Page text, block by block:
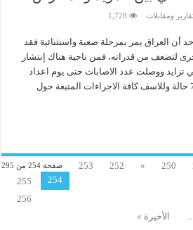
ومقابلات 1,728
أن العراق يمر بمرحلة صعبة واستثنائية فقد
لتضعف من قدراته، فمن ناحية هناك إنتشار
تزايد ووصلت عدد الاصابات حتى يوم اعداد
هذا التقرير إلى أكثر من 7500 حالة وللاسف كافة الاجراءات المتبعة حول
صفحة 254 من 295 250
«
252
253
254
255
256
الأخيرة »